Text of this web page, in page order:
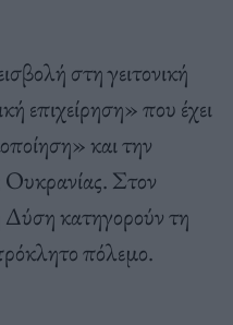
στη γειτονική
επιχείρηση» που έχει
και την
Ουκρανίας. Στον
Δύση κατηγορούν τη
πόλεμο.